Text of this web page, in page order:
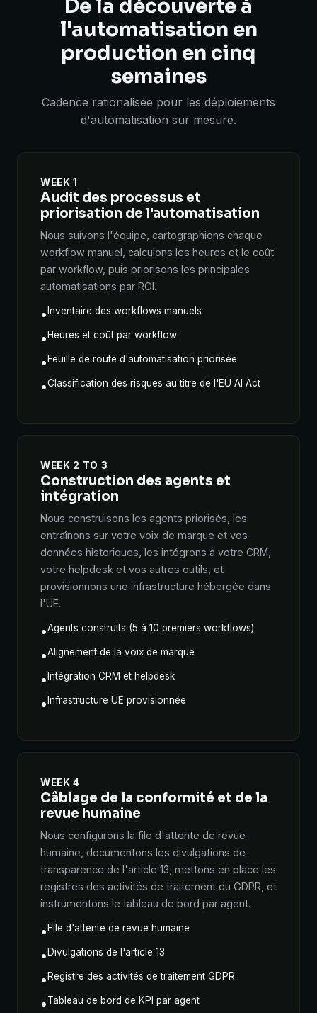
De la découverte à
l'automatisation en
production en cinq
semaines
Cadence rationalisée pour les déploiements
d'automatisation sur mesure.
WEEK 1
Audit des processus et
priorisation de l'automatisation
Nous suivons l'équipe, cartographions chaque
workflow manuel, calculons les heures et le coût
par workflow, puis priorisons les principales
automatisations par ROI.
•Inventaire des workflows manuels
•Heures et coût par workflow
•Feuille de route d'automatisation priorisée
•Classification des risques au titre de l'EU AI Act
WEEK 2 TO 3
Construction des agents et
intégration
Nous construisons les agents priorisés, les
entraînons sur votre voix de marque et vos
données historiques, les intégrons à votre CRM,
votre helpdesk et vos autres outils, et
provisionnons une infrastructure hébergée dans
l'UE.
•Agents construits (5 à 10 premiers workflows)
•Alignement de la voix de marque
•Intégration CRM et helpdesk
•Infrastructure UE provisionnée
WEEK 4
Câblage de la conformité et de la
revue humaine
Nous configurons la file d'attente de revue
humaine, documentons les divulgations de
transparence de l'article 13, mettons en place les
registres des activités de traitement du GDPR, et
instrumentons le tableau de bord par agent.
•File d'attente de revue humaine
•Divulgations de l'article 13
•Registre des activités de traitement GDPR
•Tableau de bord de KPI par agent